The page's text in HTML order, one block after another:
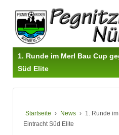
1. Runde im Merl Bau Cup
Süd Elite
Startseite › News › 1. Runde
Eintracht Süd Elite